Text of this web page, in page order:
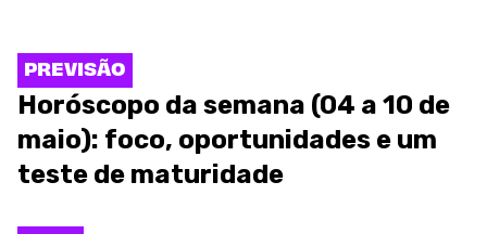
PREVISÃO
Horóscopo da semana (04 a 10 de
maio): foco, oportunidades e um
teste de maturidade